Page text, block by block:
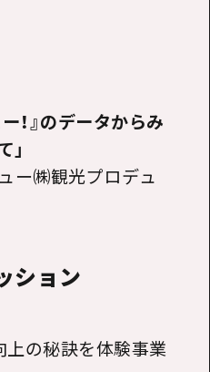
！』のデータからみ
ー㈱観光プロデュ
ション
上の秘訣を体験事業